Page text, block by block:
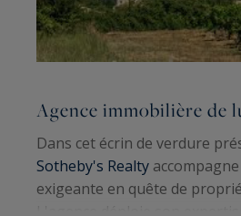
Agence immobilière de
Dans cet écrin de verdure
Sotheby's Realty
exigeante en quête de